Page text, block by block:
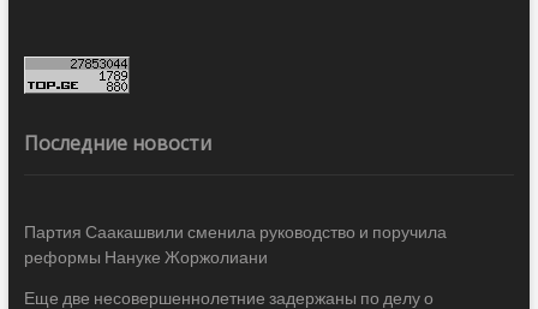
Последние новости
Партия Саакашвили сменила руководство и поручила
реформы Нануке Жоржолиани
Еще две несовершеннолетние задержаны по делу о